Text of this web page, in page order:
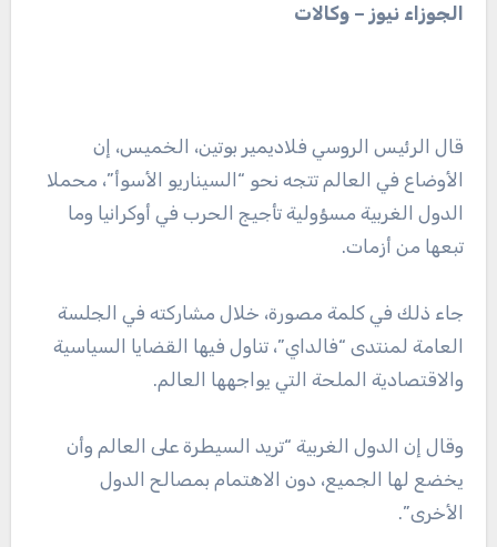
الجوزاء نيوز – وكالات
قال الرئيس الروسي فلاديمير بوتين، الخميس، إن
الأوضاع في العالم تتجه نحو “السيناريو الأسوأ”، محملا
الدول الغربية مسؤولية تأجيج الحرب في أوكرانيا وما
تبعها من أزمات.
جاء ذلك في كلمة مصورة، خلال مشاركته في الجلسة
العامة لمنتدى “فالداي”، تناول فيها القضايا السياسية
والاقتصادية الملحة التي يواجهها العالم.
وقال إن الدول الغربية “تريد السيطرة على العالم وأن
يخضع لها الجميع، دون الاهتمام بمصالح الدول
الأخرى”.